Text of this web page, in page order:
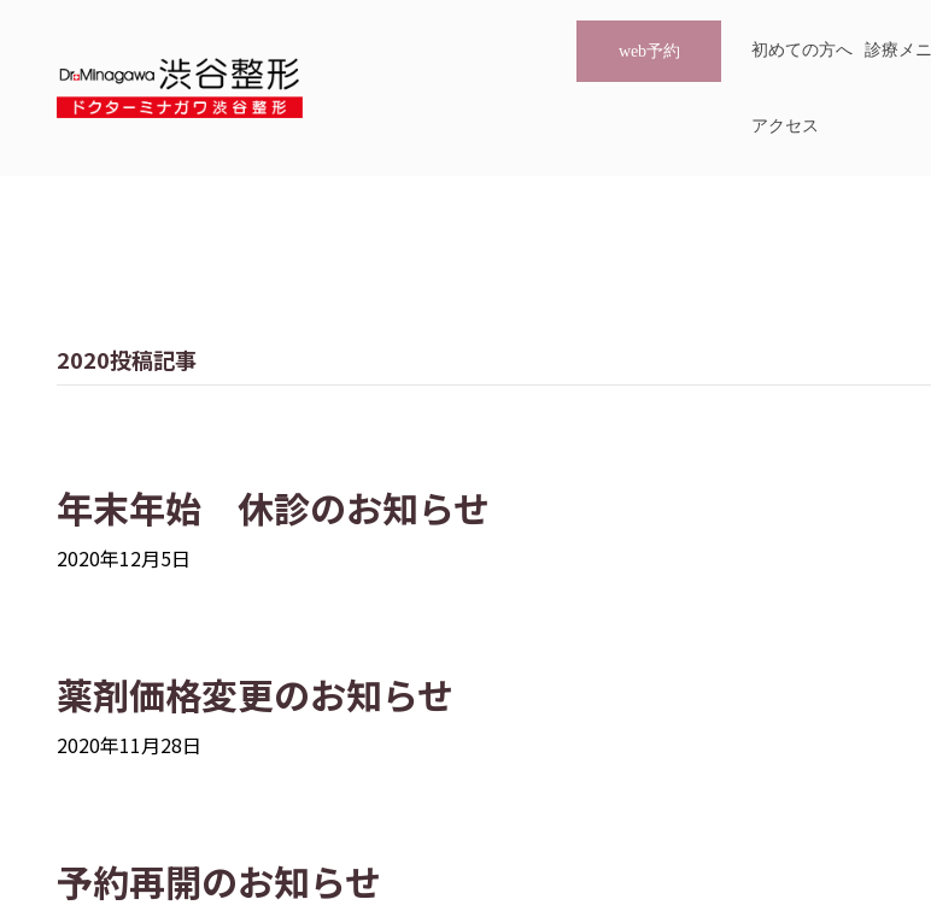
web予約 初めての方へ 診療メ
アクセス
2020投稿記事
年末年始 休診のお知らせ
2020年12月5日
薬剤価格変更のお知らせ
2020年11月28日
予約再開のお知らせ